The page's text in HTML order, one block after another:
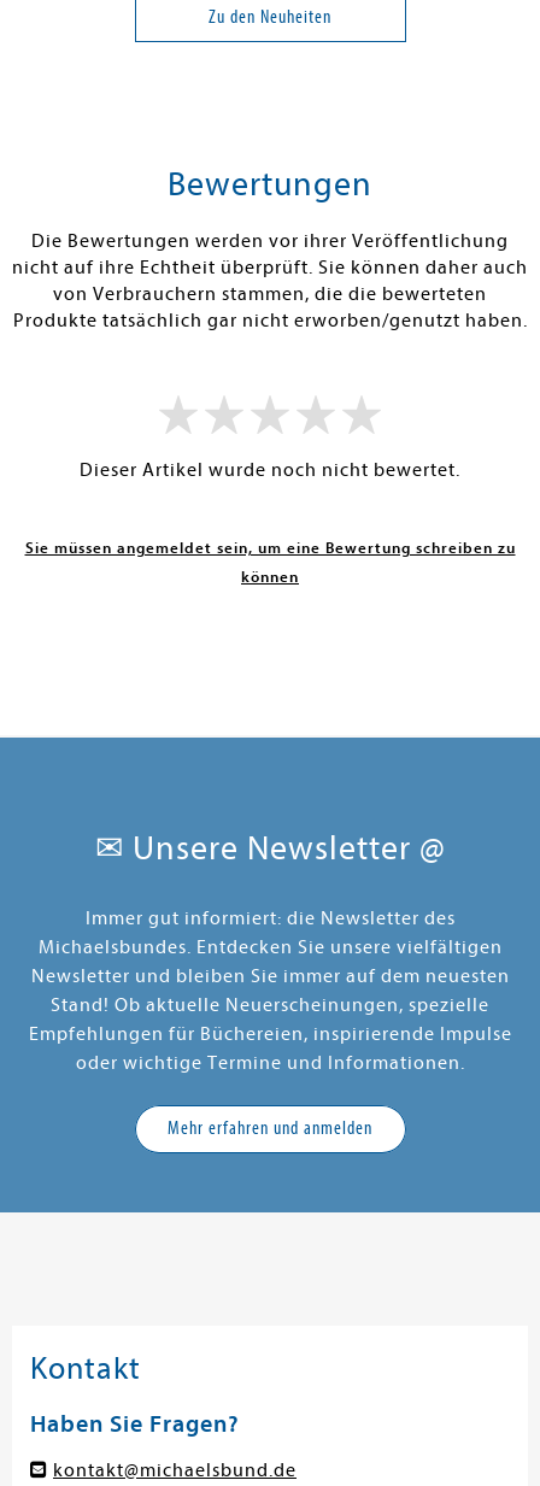
Begehren, Dunkelheit
Warenkorb
Zu den Neuheiten
Bewertungen
Die Bewertungen werden vor ihrer Veröffentlichung
nicht auf ihre Echtheit überprüft. Sie können daher auch
von Verbrauchern stammen, die die bewerteten
Produkte tatsächlich gar nicht erworben/genutzt haben.
Dieser Artikel wurde noch nicht bewertet.
Sie müssen angemeldet sein, um eine Bewertung schreiben zu
können
✉ Unsere Newsletter @
Immer gut informiert: die Newsletter des
Michaelsbundes. Entdecken Sie unsere vielfältigen
Newsletter und bleiben Sie immer auf dem neuesten
Stand! Ob aktuelle Neuerscheinungen, spezielle
Empfehlungen für Büchereien, inspirierende Impulse
oder wichtige Termine und Informationen.
Mehr erfahren und anmelden
Kontakt
Haben Sie Fragen?
kontakt@michaelsbund.de